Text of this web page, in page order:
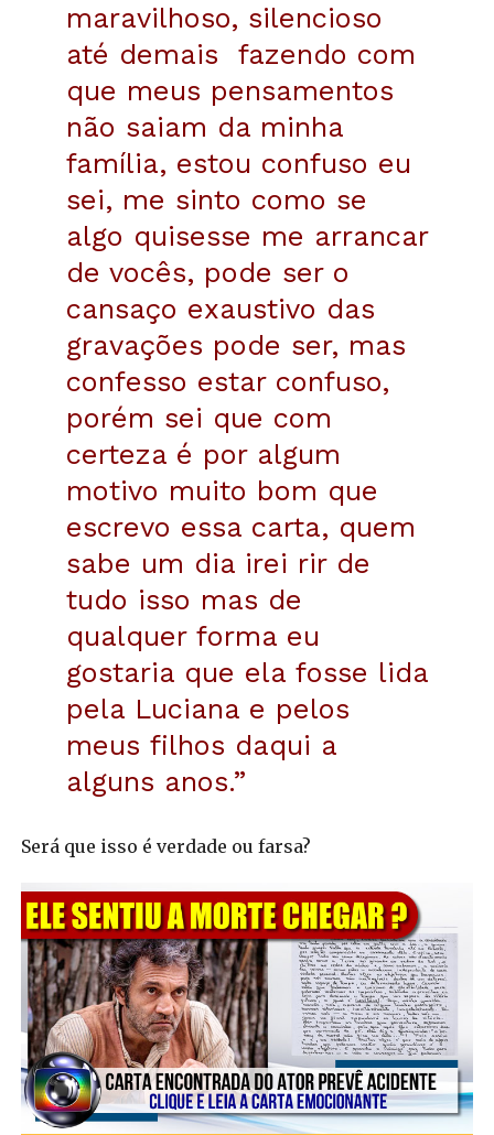
maravilhoso, silencioso
até demais fazendo com
que meus pensamentos
não saiam da minha
família, estou confuso eu
sei, me sinto como se
algo quisesse me arrancar
de vocês, pode ser o
cansaço exaustivo das
gravações pode ser, mas
confesso estar confuso,
porém sei que com
certeza é por algum
motivo muito bom que
escrevo essa carta, quem
sabe um dia irei rir de
tudo isso mas de
qualquer forma eu
gostaria que ela fosse lida
pela Luciana e pelos
meus filhos daqui a
alguns anos.”
Será que isso é verdade ou farsa?